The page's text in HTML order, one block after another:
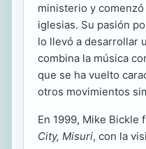
ministerio y
iglesias. Su pasión
lo llevó a desarrollar
combina la música
que se ha vuelto
otros movimientos
En 1999, Mike Bickle
City, Misuri, con la